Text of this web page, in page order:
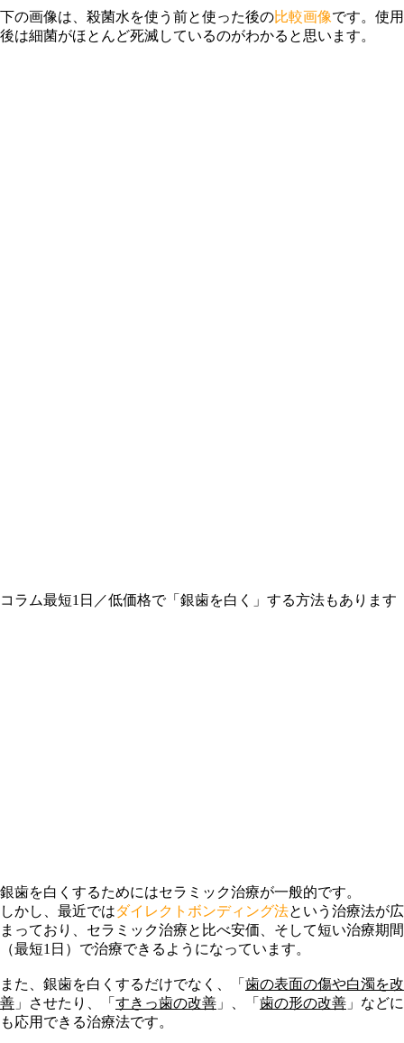
下の画像は、殺菌水を使う前と使った後の比較画像です。使用
後は細菌がほとんど死滅しているのがわかると思います。
コラム最短1日／低価格で「銀歯を白く」する方法もあります
銀歯を白くするためにはセラミック治療が一般的です。
しかし、最近ではダイレクトボンディング法という治療法が広
まっており、セラミック治療と比べ安価、そして短い治療期間
（最短1日）で治療できるようになっています。
また、銀歯を白くするだけでなく、「 歯の表面の傷や白濁を改
善 」させたり、「 すきっ歯の改善 」、「 歯の形の改善 」などに
も応用できる治療法です。